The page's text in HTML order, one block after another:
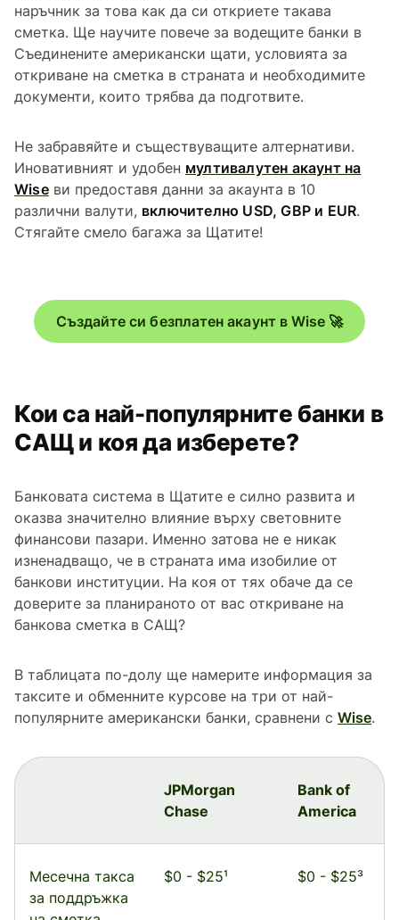
наръчник за това как да си откриете такава
сметка. Ще научите повече за водещите банки в
Съединените американски щати, условията за
откриване на сметка в страната и необходимите
документи, които трябва да подготвите.
Не забравяйте и съществуващите алтернативи.
Иновативният и удобен мултивалутен акаунт на
Wiseви предоставя данни за акаунта в 10
различни валути, включително USD, GBP и EUR.
Стягайте смело багажа за Щатите!
Създайте си безплатен акаунт в Wise 🚀
Кои са най-популярните банки в
САЩ и коя да изберете?
Банковата система в Щатите е силно развита и
оказва значително влияние върху световните
финансови пазари. Именно затова не е никак
изненадващо, че в страната има изобилие от
банкови институции. На коя от тях обаче да се
доверите за планираното от вас откриване на
банкова сметка в САЩ?
В таблицата по-долу ще намерите информация за
таксите и обменните курсове на три от най-
популярните американски банки, сравнени с Wise.
JPMorgan
Chase
Bank of
America
Месечна такса
за поддръжка
$0 - $25¹ $0 - $25³